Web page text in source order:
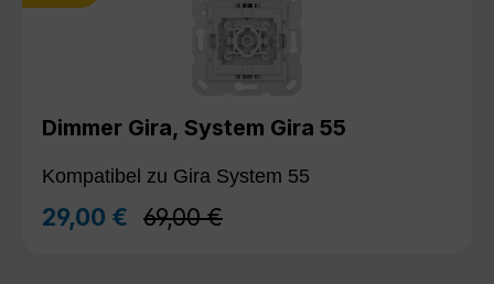
Dimmer Gira, System Gira 55
Kompatibel zu Gira System 55
Verkaufspreis:
29,00 € Regulärer Preis:
69,00 €